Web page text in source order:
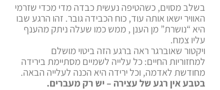
בשלב מסוים, כשהטיפה נעשית כבדה מדי מכדי שזרמי
האוויר ישאו אותה עוד, כוח הכבידה גובר. זהו הרגע שבו
היא “נושרת” מן הענן , ממש כמו שעלה ניתק מהענף
עליו צמח.
ויקטור שאוברגר ראה ברגע הזה ביטוי מושלם
למחזוריות החיים: כל עלייה לשמיים מסתיימת בירידה
מחודשת לאדמה, וכל ירידה היא הכנה לעלייה הבאה.
בטבע אין רגע של עצירה – יש רק מעברים.